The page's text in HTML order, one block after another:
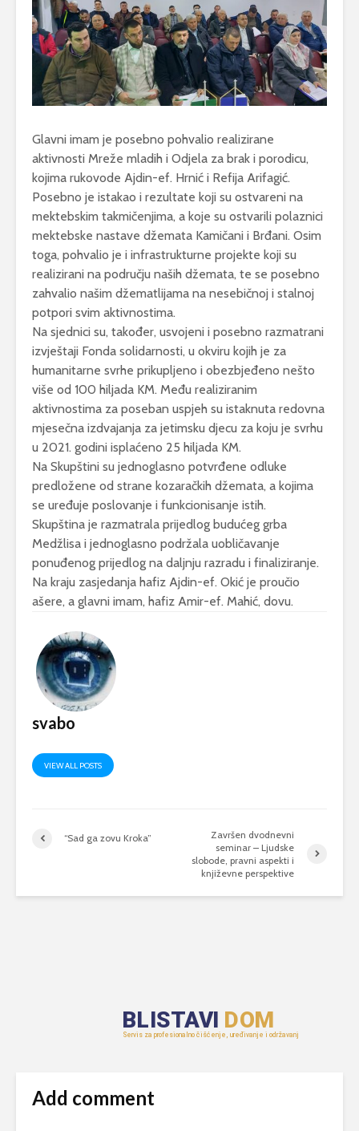
Glavni imam je posebno pohvalio realizirane
aktivnosti Mreže mladih i Odjela za brak i porodicu,
kojima rukovode Ajdin-ef. Hrnić i Refija Arifagić.
Posebno je istakao i rezultate koji su ostvareni na
mektebskim takmičenjima, a koje su ostvarili polaznici
mektebske nastave džemata Kamičani i Brđani. Osim
toga, pohvalio je i infrastrukturne projekte koji su
realizirani na području naših džemata, te se posebno
zahvalio našim džematlijama na nesebičnoj i stalnoj
potpori svim aktivnostima.
Na sjednici su, također, usvojeni i posebno razmatrani
izvještaji Fonda solidarnosti, u okviru kojih je za
humanitarne svrhe prikupljeno i obezbjeđeno nešto
više od 100 hiljada KM. Među realiziranim
aktivnostima za poseban uspjeh su istaknuta redovna
mjesečna izdvajanja za jetimsku djecu za koju je svrhu
u 2021. godini isplaćeno 25 hiljada KM.
Na Skupštini su jednoglasno potvrđene odluke
predložene od strane kozaračkih džemata, a kojima
se uređuje poslovanje i funkcionisanje istih.
Skupština je razmatrala prijedlog budućeg grba
Medžlisa i jednoglasno podržala uobličavanje
ponuđenog prijedlog na daljnju razradu i finaliziranje.
Na kraju zasjedanja hafiz Ajdin-ef. Okić je proučio
ašere, a glavni imam, hafiz Amir-ef. Mahić, dovu.
svabo
VIEW ALL POSTS
“Sad ga zovu Kroka”
Završen dvodnevni
seminar – Ljudske
slobode, pravni aspekti i
književne perspektive
Add comment